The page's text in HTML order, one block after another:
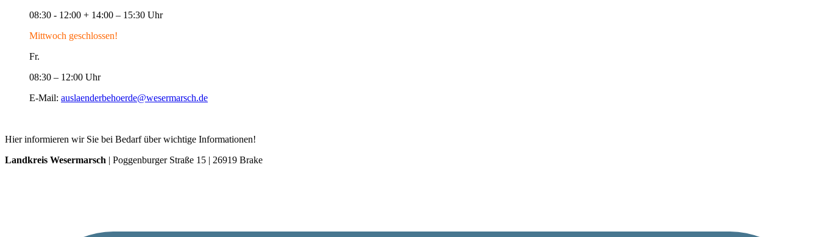
08:30 - 12:00 + 14:00 – 15:30 Uhr
Mittwoch geschlossen!
Fr.
08:30 – 12:00 Uhr
E-Mail: auslaenderbehoerde@wesermarsch.de
Hier informieren wir Sie bei Bedarf über wichtige Informationen!
Landkreis Wesermarsch | Poggenburger Straße 15 | 26919 Brake